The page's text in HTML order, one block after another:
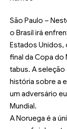
São Paulo –
o Brasil irá
Estados Unidos,
final da Copa do
tabus. A seleção
história sobre a
um adversário
Mundial.
A Noruega é a